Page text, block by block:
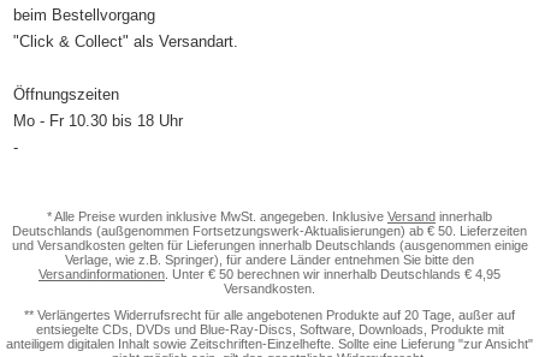
beim Bestellvorgang
"Click & Collect" als Versandart.
Öffnungszeiten
Mo - Fr 10.30 bis 18 Uhr
-
* Alle Preise wurden inklusive MwSt. angegeben. Inklusive Versand innerhalb
Deutschlands (außgenommen Fortsetzungswerk-Aktualisierungen) ab € 50. Lieferzeiten
und Versandkosten gelten für Lieferungen innerhalb Deutschlands (ausgenommen einige
Verlage, wie z.B. Springer), für andere Länder entnehmen Sie bitte den
Versandinformationen . Unter € 50 berechnen wir innerhalb Deutschlands € 4,95
Versandkosten.
** Verlängertes Widerrufsrecht für alle angebotenen Produkte auf 20 Tage, außer auf
entsiegelte CDs, DVDs und Blue-Ray-Discs, Software, Downloads, Produkte mit
anteiligem digitalen Inhalt sowie Zeitschriften-Einzelhefte. Sollte eine Lieferung "zur Ansicht"